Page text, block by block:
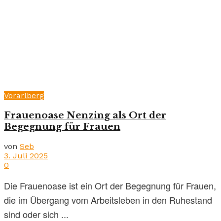
Vorarlberg
Frauenoase Nenzing als Ort der
Begegnung für Frauen
von Seb
3. Juli 2025
0
Die Frauenoase ist ein Ort der Begegnung für Frauen,
die im Übergang vom Arbeitsleben in den Ruhestand
sind oder sich ...